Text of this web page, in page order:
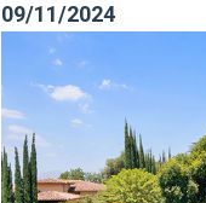
09/11/2024